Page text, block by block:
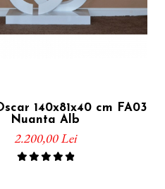
140x81x40 cm FA03
Nuanta Alb
2.200,00 Lei